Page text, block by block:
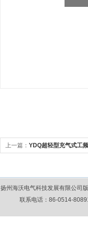
上一篇： YDQ超轻型充气式工
扬州海沃电气科技发展有限公
联系电话：86-0514-